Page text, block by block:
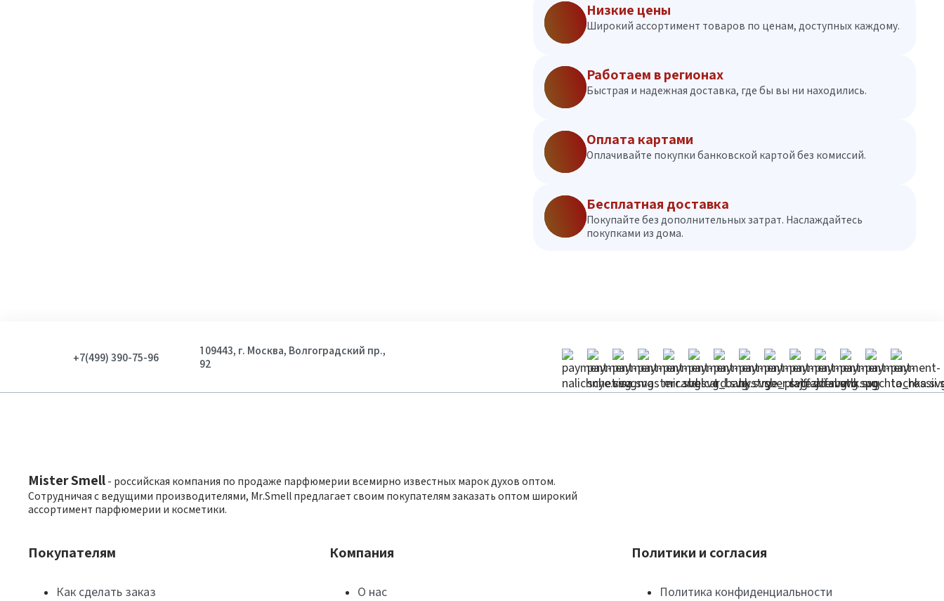
Низкие цены
Широкий ассортимент товаров по ценам, доступных каждому.
Работаем в регионах
Быстрая и надежная доставка, где бы вы ни находились.
Оплата картами
Оплачивайте покупки банковской картой без комиссий.
Бесплатная доставка
Покупайте без дополнительных затрат. Наслаждайтесь
покупками из дома.
+7(499) 390-75-96
109443, г. Москва, Волгоградский пр.,
92
Mister Smell - российская компания по продаже парфюмерии всемирно известных марок духов оптом.
Сотрудничая с ведущими производителями, Mr.Smell предлагает своим покупателям заказать оптом широкий
ассортимент парфюмерии и косметики.
Покупателям
Как сделать заказ
Компания
О нас
Политики и согласия
Политика конфиденциальности